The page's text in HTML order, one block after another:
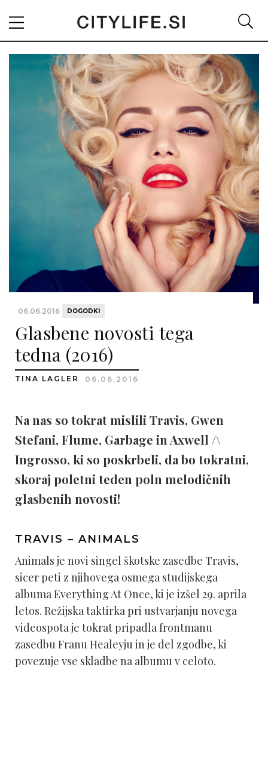
06.06.2016 DOGODKI
Glasbene novosti tega
tedna (2016)
TINA LAGLER 06.06.2016
Na nas so tokrat mislili Travis, Gwen
Stefani, Flume, Garbage in Axwell /\
Ingrosso, ki so poskrbeli, da bo tokratni,
skoraj poletni teden poln melodičnih
glasbenih novosti!
TRAVIS – ANIMALS
Animals je novi singel škotske zasedbe Travis,
sicer peti z njihovega osmega studijskega
albuma Everything At Once, ki je izšel 29. aprila
letos. Režijska taktirka pri ustvarjanju novega
videospota je tokrat pripadla frontmanu
zasedbu Franu Healeyju in je del zgodbe, ki
povezuje vse skladbe na albumu v celoto.